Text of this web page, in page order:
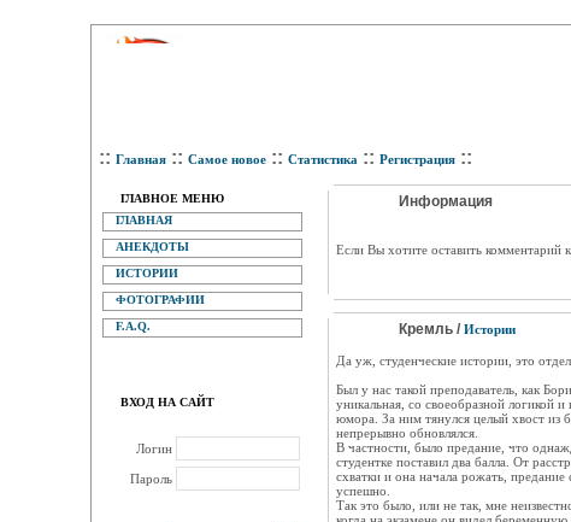
:: Главная :: Самое новое :: Статистика :: Регистрация ::
ГЛАВНОЕ МЕНЮ
ГЛАВНАЯ
АНЕКДОТЫ
ИСТОРИИ
ФОТОГРАФИИ
F.A.Q.
ВХОД НА САЙТ
Логин
Пароль
Информация
Eсли Вы хотите оставить комментарий
Кремль / Истории
Да уж, студенческие истории, это
Был у нас такой преподаватель, как
уникальная, со своеобразной логикой
юмора. За ним тянулся целый хвост из
непрерывно обновлялся.
В частности, было предание, что
студентке поставил два балла. От
схватки и она начала рожать,
успешно.
Так это было, или не так, мне